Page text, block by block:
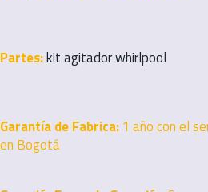
Partes:kit agitador whirlpool
Garantía de Fabrica:1 año con el
en Bogotá